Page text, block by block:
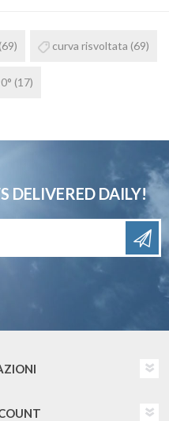
(69) curva risvoltata (69)
(17)
DELIVERED DAILY!